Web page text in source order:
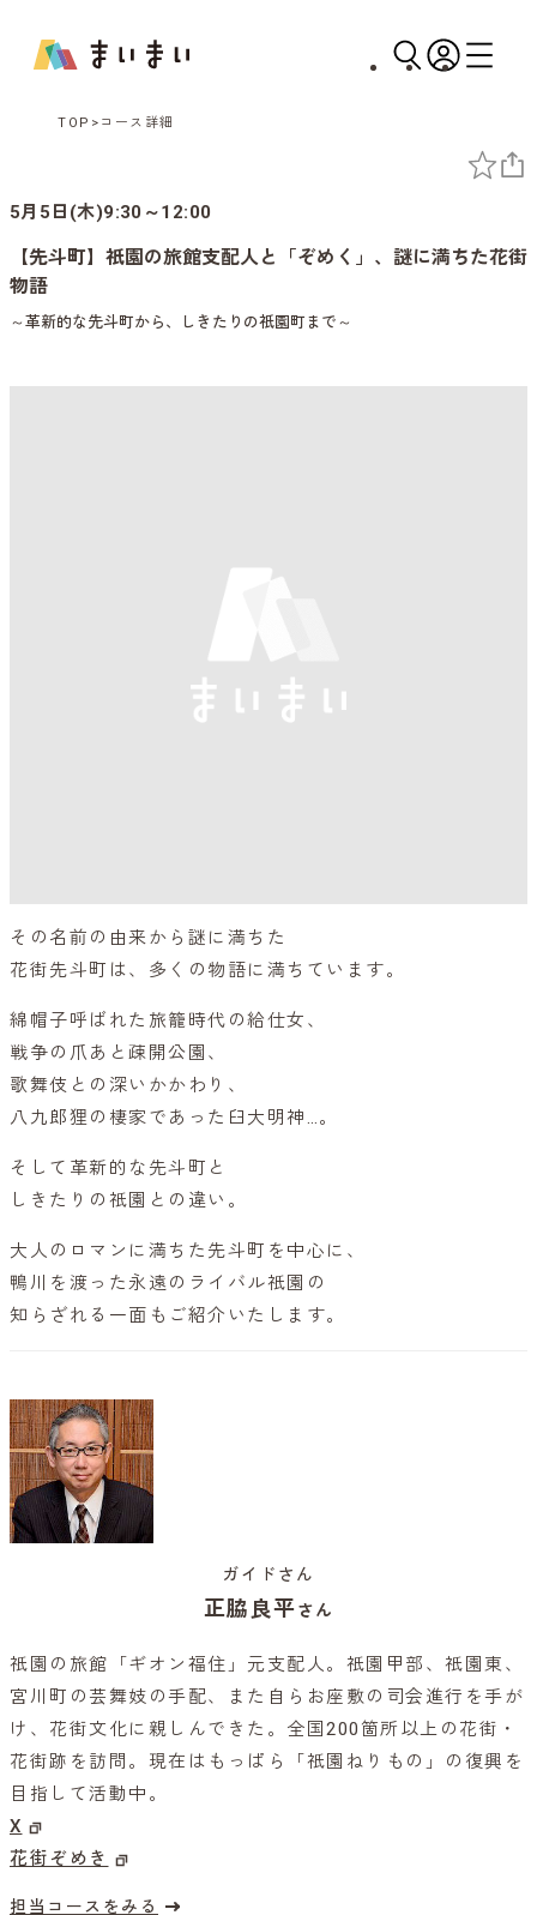
TOP コース詳細
5月5日(木)9:30～12:00
【先斗町】祇園の旅館支配人と「ぞめく」、謎に満ちた花街
物語
～革新的な先斗町から、しきたりの祇園町まで～
その名前の由来から謎に満ちた
花街先斗町は、多くの物語に満ちています。
綿帽子呼ばれた旅籠時代の給仕女、
戦争の爪あと疎開公園、
歌舞伎との深いかかわり、
八九郎狸の棲家であった臼大明神…。
そして革新的な先斗町と
しきたりの祇園との違い。
大人のロマンに満ちた先斗町を中心に、
鴨川を渡った永遠のライバル祇園の
知らざれる一面もご紹介いたします。
ガイドさん
正脇良平さん
祇園の旅館「ギオン福住」元支配人。祇園甲部、祇園東、
宮川町の芸舞妓の手配、また自らお座敷の司会進行を手が
け、花街文化に親しんできた。全国200箇所以上の花街・
花街跡を訪問。現在はもっぱら「祇園ねりもの」の復興を
目指して活動中。
X
花街ぞめき
担当コースをみる